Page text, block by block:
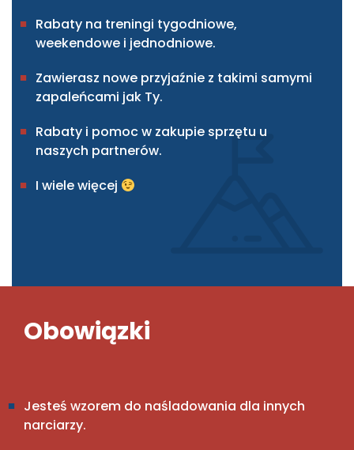
Rabaty na treningi tygodniowe,
weekendowe i jednodniowe.
Zawierasz nowe przyjaźnie z takimi samymi
zapaleńcami jak Ty.
Rabaty i pomoc w zakupie sprzętu u
naszych partnerów.
I wiele więcej
Obowiązki
Jesteś wzorem do naśladowania dla innych
narciarzy.